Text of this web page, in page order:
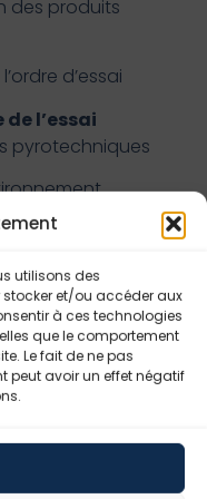
utilisons des
et/ou accéder aux
à ces technologies
que le comportement
Le fait de ne pas
peut avoir un effet négatif
des produits
d’essai
l’essai
pyrotechniques
mesure, de prise
sur des
et anomalies
dégradées